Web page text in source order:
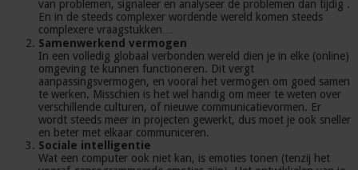
van problemen, signaleer en analyseer de problemen dan tijdig .
En in de steeds complexer wordende wereld komen steeds
complexere vraagstukken…
Samenwerkend vermogen
In een volledig globaal verbonden wereld dien je in elke (online)
omgeving te kunnen functioneren. Dit vergt
aanpassingsvermogen, en vooral het vermogen om goed samen
te werken. Misschien is het wel handig om meer te weten over
verschillende culturen, of nieuwe communicatievormen. Er
wordt steeds meer in projecten gewerkt, dus moet je ook sneller
en beter met elkaar communiceren.
Sociale intelligentie
Wat een computer ook niet kan, is emoties tonen (tenzij het